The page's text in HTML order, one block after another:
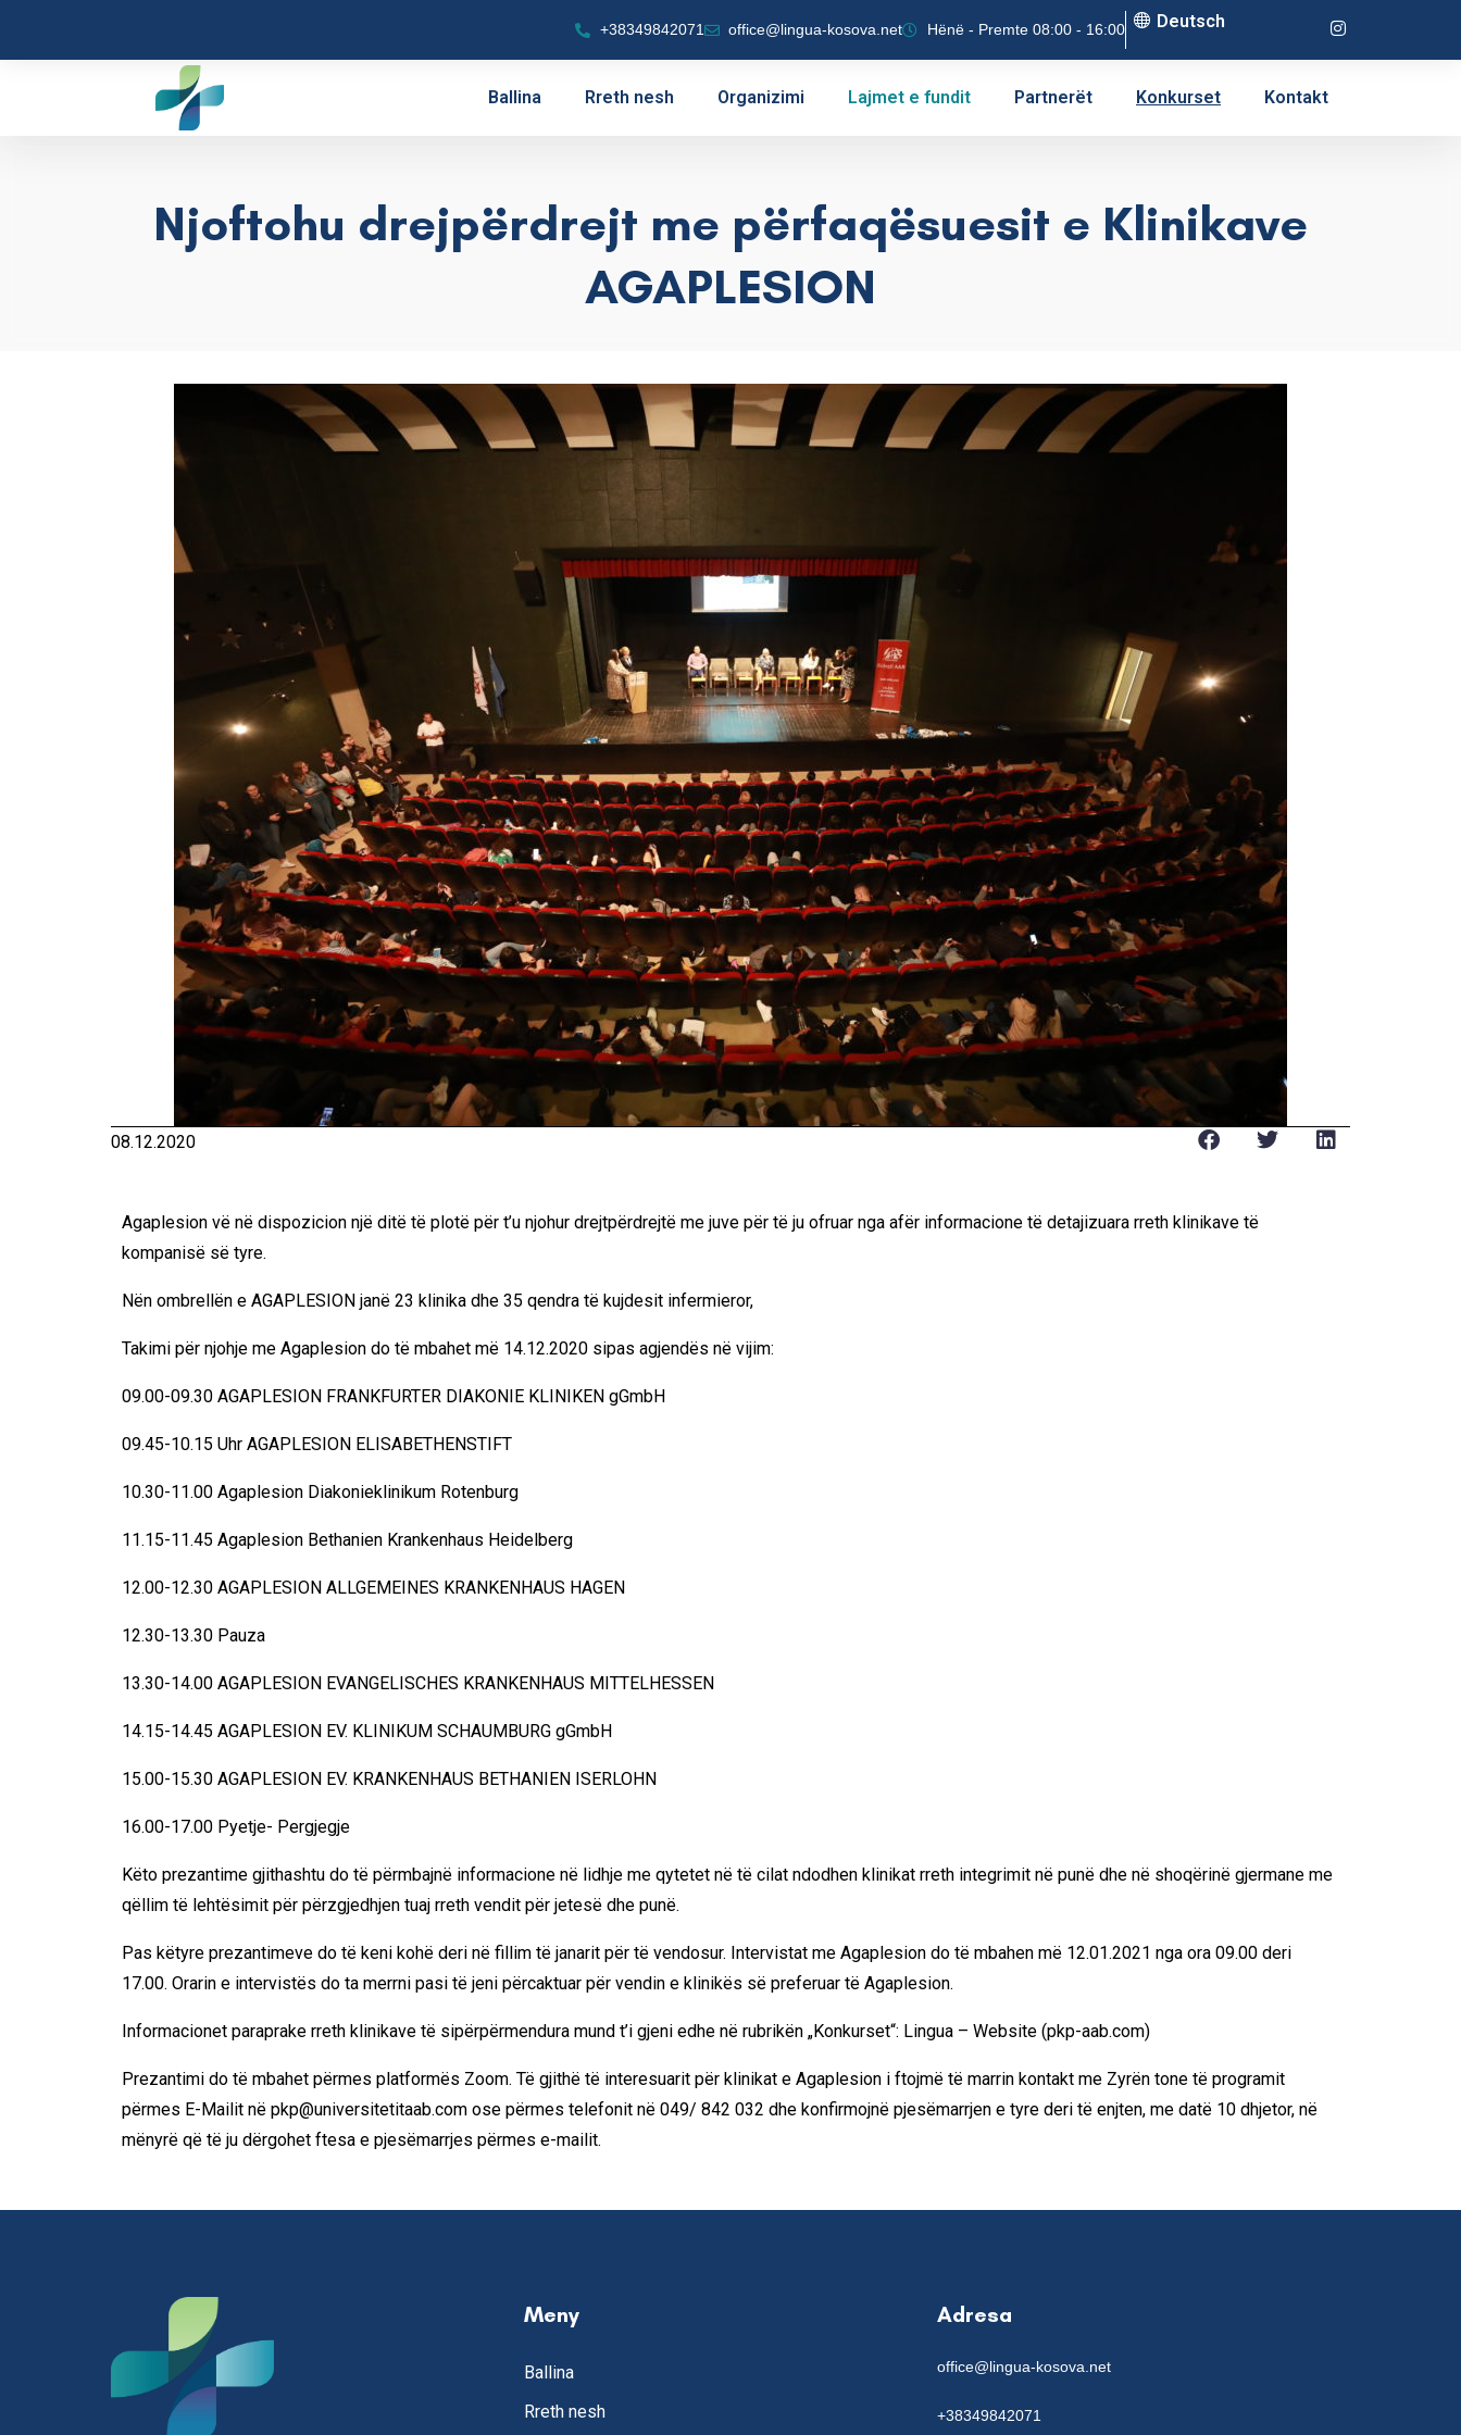
+38349842071 office@lingua-kosova.net Hënë - Premte 08:00 - 16:00 Deutsch
Ballina Rreth nesh Organizimi Lajmet e fundit Partnerët Konkurset Kontakt
Njoftohu drejpërdrejt me përfaqësuesit e Klinikave
AGAPLESION
08.12.2020
Agaplesion vë në dispozicion një ditë të plotë për t’u njohur drejtpërdrejtë me juve për të ju ofruar nga afër informacione të detajizuara rreth klinikave të
kompanisë së tyre.
Nën ombrellën e AGAPLESION janë 23 klinika dhe 35 qendra të kujdesit infermieror,
Takimi për njohje me Agaplesion do të mbahet më 14.12.2020 sipas agjendës në vijim:
09.00-09.30 AGAPLESION FRANKFURTER DIAKONIE KLINIKEN gGmbH
09.45-10.15 Uhr AGAPLESION ELISABETHENSTIFT
10.30-11.00 Agaplesion Diakonieklinikum Rotenburg
11.15-11.45 Agaplesion Bethanien Krankenhaus Heidelberg
12.00-12.30 AGAPLESION ALLGEMEINES KRANKENHAUS HAGEN
12.30-13.30 Pauza
13.30-14.00 AGAPLESION EVANGELISCHES KRANKENHAUS MITTELHESSEN
14.15-14.45 AGAPLESION EV. KLINIKUM SCHAUMBURG gGmbH
15.00-15.30 AGAPLESION EV. KRANKENHAUS BETHANIEN ISERLOHN
16.00-17.00 Pyetje- Pergjegje
Këto prezantime gjithashtu do të përmbajnë informacione në lidhje me qytetet në të cilat ndodhen klinikat rreth integrimit në punë dhe në shoqërinë gjermane me
qëllim të lehtësimit për përzgjedhjen tuaj rreth vendit për jetesë dhe punë.
Pas këtyre prezantimeve do të keni kohë deri në fillim të janarit për të vendosur. Intervistat me Agaplesion do të mbahen më 12.01.2021 nga ora 09.00 deri
17.00. Orarin e intervistës do ta merrni pasi të jeni përcaktuar për vendin e klinikës së preferuar të Agaplesion.
Informacionet paraprake rreth klinikave të sipërpërmendura mund t’i gjeni edhe në rubrikën „Konkurset“: Lingua – Website (pkp-aab.com)
Prezantimi do të mbahet përmes platformës Zoom. Të gjithë të interesuarit për klinikat e Agaplesion i ftojmë të marrin kontakt me Zyrën tone të programit
përmes E-Mailit në pkp@universitetitaab.com ose përmes telefonit në 049/ 842 032 dhe konfirmojnë pjesëmarrjen e tyre deri të enjten, me datë 10 dhjetor, në
mënyrë që të ju dërgohet ftesa e pjesëmarrjes përmes e-mailit.
Meny
Ballina
Rreth nesh
Adresa
office@lingua-kosova.net
+38349842071